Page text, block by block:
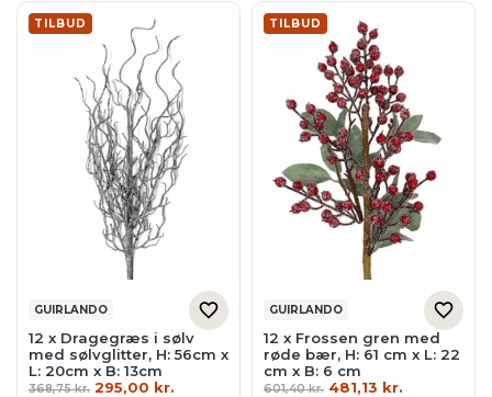
TILBUD
GUIRLANDO
12 x Dragegræs i sølv
med sølvglitter, H: 56cm x
L: 20cm x B: 13cm
368,75kr. Den
295,00 kr.
TILBUD
GUIRLANDO
12 x Frossen gren med
røde bær, H: 61 cm x L: 22
cm x B: 6 cm
601,40kr. Den
481,13 kr.